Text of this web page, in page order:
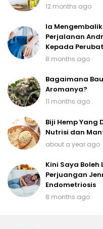
12 months ago
Ia
Perjalanan
Kepada
8 months ago
Bagaimana
Aromanya?
11 months ago
Biji Hemp Yang
Nutrisi dan
about a year ago
Kini Saya
Perjuangan
Endometriosis
8 months ago